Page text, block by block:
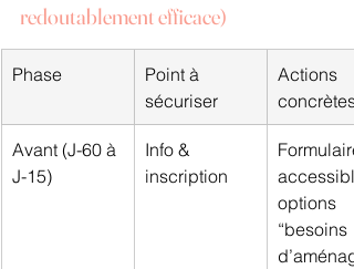
redoutablement efficace)
Phase
Point à
sécuriser
Actions
concrètes
Avant (J-60 à
J-15)
Info &
inscription
Formulaire
options
“besoins